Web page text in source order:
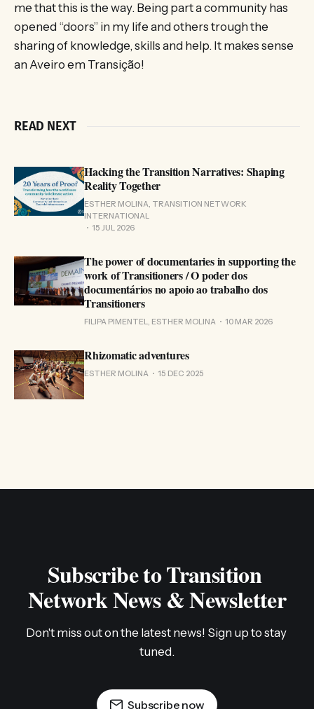
me that this is the way. Being part a community has
opened “doors” in my life and others trough the
sharing of knowledge, skills and help. It makes sense
an Aveiro em Transição!
READ NEXT
Hacking the Transition Narratives: Shaping
Reality Together
ESTHER MOLINA, TRANSITION NETWORK
INTERNATIONAL
15 JUL 2026
The power of documentaries in supporting the
work of Transitioners / O poder dos
documentários no apoio ao trabalho dos
Transitioners
FILIPA PIMENTEL, ESTHER MOLINA 10 MAR 2026
Rhizomatic adventures
ESTHER MOLINA 15 DEC 2025
Subscribe to Transition
Network News & Newsletter
Don't miss out on the latest news! Sign up to stay
tuned.
Subscribe now